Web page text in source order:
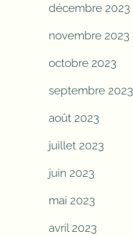
décembre 2023
novembre 2023
octobre 2023
septembre 2023
août 2023
juillet 2023
juin 2023
mai 2023
avril 2023